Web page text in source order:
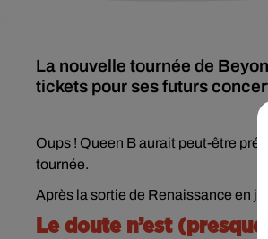
La nouvelle tournée de
tickets pour ses futurs
Oups ! Queen B aurait peut-être
tournée.
Après la sortie de Renaissance en
Le doute n’est